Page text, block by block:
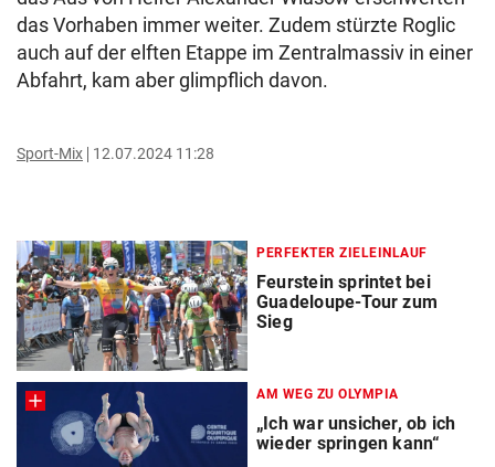
das Vorhaben immer weiter. Zudem stürzte Roglic
auch auf der elften Etappe im Zentralmassiv in einer
Abfahrt, kam aber glimpflich davon.
Sport-Mix 12.07.2024 11:28
PERFEKTER ZIELEINLAUF
Feurstein sprintet bei
Guadeloupe-Tour zum
Sieg
AM WEG ZU OLYMPIA
„Ich war unsicher, ob ich
wieder springen kann“